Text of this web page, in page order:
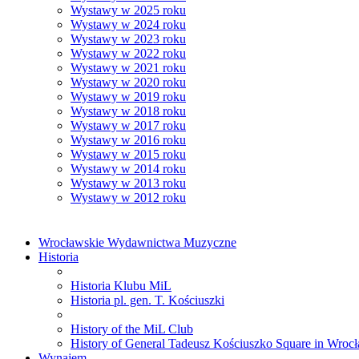
Wystawy w 2025 roku
Wystawy w 2024 roku
Wystawy w 2023 roku
Wystawy w 2022 roku
Wystawy w 2021 roku
Wystawy w 2020 roku
Wystawy w 2019 roku
Wystawy w 2018 roku
Wystawy w 2017 roku
Wystawy w 2016 roku
Wystawy w 2015 roku
Wystawy w 2014 roku
Wystawy w 2013 roku
Wystawy w 2012 roku
Wrocławskie Wydawnictwa Muzyczne
Historia
Historia Klubu MiL
Historia pl. gen. T. Kościuszki
History of the MiL Club
History of General Tadeusz Kościuszko Square in